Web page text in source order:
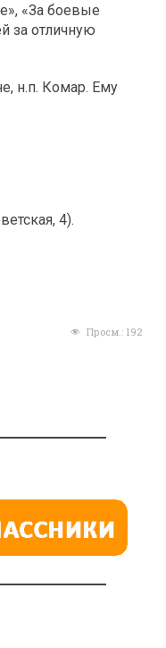
«За боевые
за отличную
н.п. Комар. Ему
4).
Просм.: 192